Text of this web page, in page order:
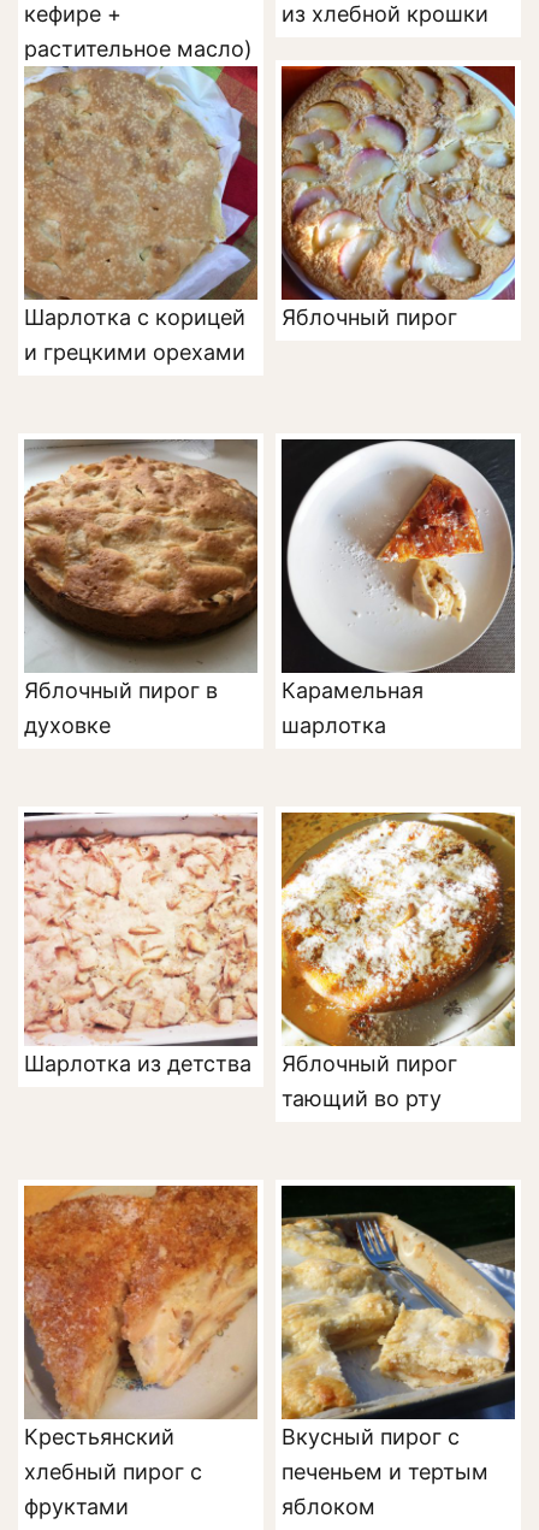
кефире +
растительное масло)
из хлебной крошки
Шарлотка с корицей
и грецкими орехами
Яблочный пирог
Яблочный пирог в
духовке
Карамельная
шарлотка
Шарлотка из детства
Яблочный пирог
тающий во рту
Крестьянский
хлебный пирог с
фруктами
Вкусный пирог с
печеньем и тертым
яблоком